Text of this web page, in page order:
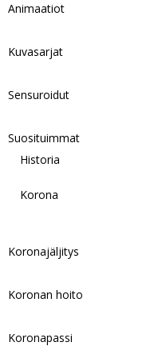
Animaatiot
Kuvasarjat
Sensuroidut
Suosituimmat
Historia
Korona
Koronajäljitys
Koronan hoito
Koronapassi